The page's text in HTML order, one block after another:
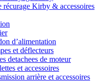
récurage Kirby & accessoires
d’alimentation
et déflecteurs
detachees de moteur
et accessoires
arrière et accessoires